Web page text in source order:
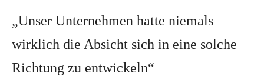
„Unser Unternehmen hatte niemals
wirklich die Absicht sich in eine solche
Richtung zu entwickeln“